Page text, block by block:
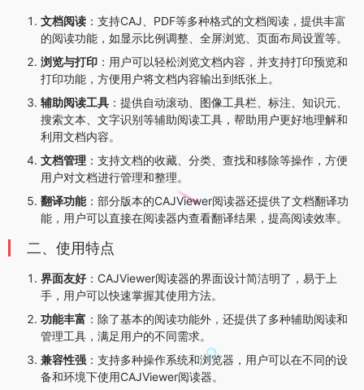
文档阅读 ：支持CAJ、PDF等多种格式的文档阅读，提供丰富
的阅读功能，如显示比例调整、全屏浏览、页面布局设置等。
浏览与打印 ：用户可以轻松浏览文档内容，并支持打印预览和
打印功能，方便用户将文档内容输出到纸张上。
辅助阅读工具 ：提供自动滚动、图像工具栏、标注、知识元、
搜索文本、文字识别等辅助阅读工具，帮助用户更好地理解和
利用文档内容。
文档管理 ：支持文档的收藏、分类、查找和移除等操作，方便
用户对文档进行管理和整理。
翻译功能：部分版本的CAJViewer阅读器还提供了文档翻译功
能，用户可以直接在阅读器内查看翻译结果，提高阅读效率。
二、使用特点
界面友好 ：CAJViewer阅读器的界面设计简洁明了，易于上
手，用户可以快速掌握其使用方法。
功能丰富 ：除了基本的阅读功能外，还提供了多种辅助阅读和
管理工具，满足用户的不同需求。
兼容性强 ：支持多种操作系统和浏览器，用户可以在不同的设
备和环境下使用CAJViewer阅读器。